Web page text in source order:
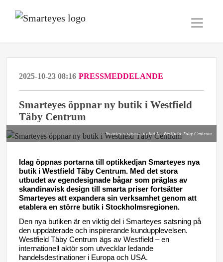
2025-10-23 08:16 PRESSMEDDELANDE
Smarteyes öppnar ny butik i Westfield
Täby Centrum
Smarteyes öppnar ny butik i Westfield Täby Centrum
Idag öppnas portarna till optikkedjan Smarteyes nya
butik i Westfield Täby Centrum. Med det stora
utbudet av egendesignade bågar som präglas av
skandinavisk design till smarta priser fortsätter
Smarteyes att expandera sin verksamhet genom att
etablera en större butik i Stockholmsregionen.
Den nya butiken är en viktig del i Smarteyes satsning på
den uppdaterade och inspirerande kundupplevelsen.
Westfield Täby Centrum ägs av Westfield – en
internationell aktör som utvecklar ledande
handelsdestinationer i Europa och USA.